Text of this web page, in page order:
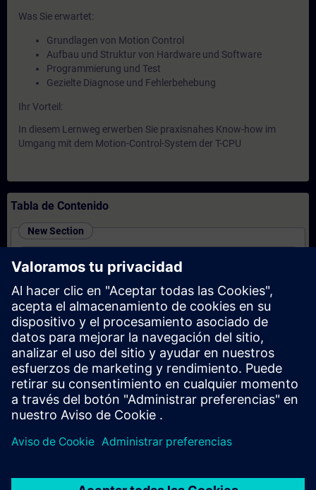
Was Sie erwartet:
Grundlagen von Motion Control
Aufbau und Struktur von Hardware und Software
Programmierung und Test
Gezielte Diagnose und Fehlerbehebung
Ihr Vorteil:
In diesem Lernweg erwerben Sie praxisnahes Know-how im
Umgang mit dem Motion-Control-System der T-CPU
Tabla de Contenido
New Section
SIMATIC Programming 1 in TIA Portal (Online
New Section
SIMATIC - Motion Control im TIA Portal (Präsenz-
Training)